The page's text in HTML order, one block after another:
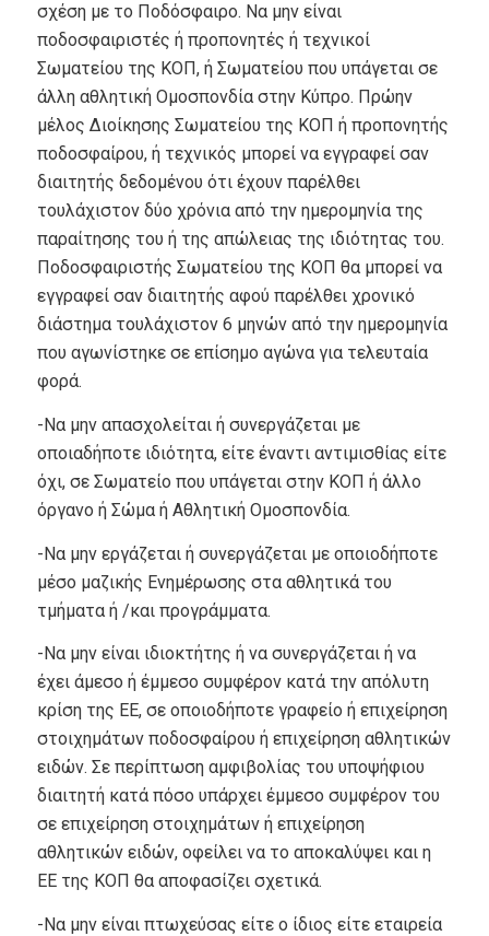
σχέση με το Ποδόσφαιρο. Να μην είναι
ποδοσφαιριστές ή προπονητές ή τεχνικοί
Σωματείου της ΚΟΠ, ή Σωματείου που υπάγεται σε
άλλη αθλητική Ομοσπονδία στην Κύπρο. Πρώην
μέλος Διοίκησης Σωματείου της ΚΟΠ ή προπονητής
ποδοσφαίρου, ή τεχνικός μπορεί να εγγραφεί σαν
διαιτητής δεδομένου ότι έχουν παρέλθει
τουλάχιστον δύο χρόνια από την ημερομηνία της
παραίτησης του ή της απώλειας της ιδιότητας του.
Ποδοσφαιριστής Σωματείου της ΚΟΠ θα μπορεί να
εγγραφεί σαν διαιτητής αφού παρέλθει χρονικό
διάστημα τουλάχιστον 6 μηνών από την ημερομηνία
που αγωνίστηκε σε επίσημο αγώνα για τελευταία
φορά.
-Να μην απασχολείται ή συνεργάζεται με
οποιαδήποτε ιδιότητα, είτε έναντι αντιμισθίας είτε
όχι, σε Σωματείο που υπάγεται στην ΚΟΠ ή άλλο
όργανο ή Σώμα ή Αθλητική Ομοσπονδία.
-Να μην εργάζεται ή συνεργάζεται με οποιοδήποτε
μέσο μαζικής Ενημέρωσης στα αθλητικά του
τμήματα ή /και προγράμματα.
-Να μην είναι ιδιοκτήτης ή να συνεργάζεται ή να
έχει άμεσο ή έμμεσο συμφέρον κατά την απόλυτη
κρίση της ΕΕ, σε οποιοδήποτε γραφείο ή επιχείρηση
στοιχημάτων ποδοσφαίρου ή επιχείρηση αθλητικών
ειδών. Σε περίπτωση αμφιβολίας του υποψήφιου
διαιτητή κατά πόσο υπάρχει έμμεσο συμφέρον του
σε επιχείρηση στοιχημάτων ή επιχείρηση
αθλητικών ειδών, οφείλει να το αποκαλύψει και η
ΕΕ της ΚΟΠ θα αποφασίζει σχετικά.
-Να μην είναι πτωχεύσας είτε ο ίδιος είτε εταιρεία